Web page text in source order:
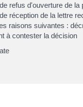
refus d'ouverture de la
réception de la lettre
raisons suivantes :
à contester la décision